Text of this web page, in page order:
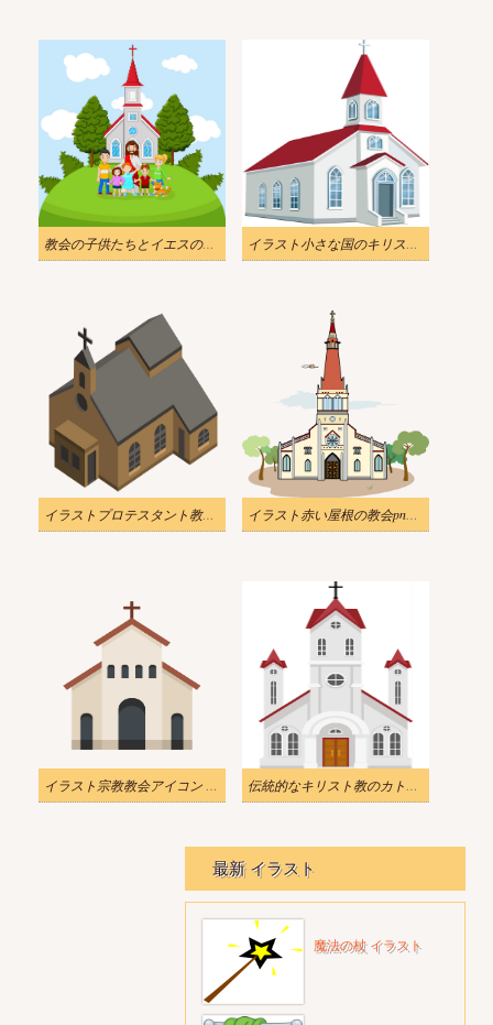
教会の子供たちとイエスのイラストpng イラスト小さな国のキリスト教の教会png
イラストプロテスタント教会のアイコンアイソメ図スタイル PNG 透明 イラスト赤い屋根の教会png透明
イラスト宗教教会アイコン PNG 透明 伝統的なキリスト教のカトリック信仰の教会のイラストpng
最新 イラスト
魔法の杖 イラスト